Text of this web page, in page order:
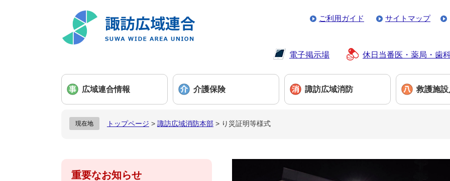
ご利用ガイド サイトマップ
電子掲示場 休日当番医・薬局・歯
広域連合情報 介護保険 諏訪広域消防 救護施
現在地 トップページ > 諏訪広域消防本部 > り災証明等様式
重要なお知らせ